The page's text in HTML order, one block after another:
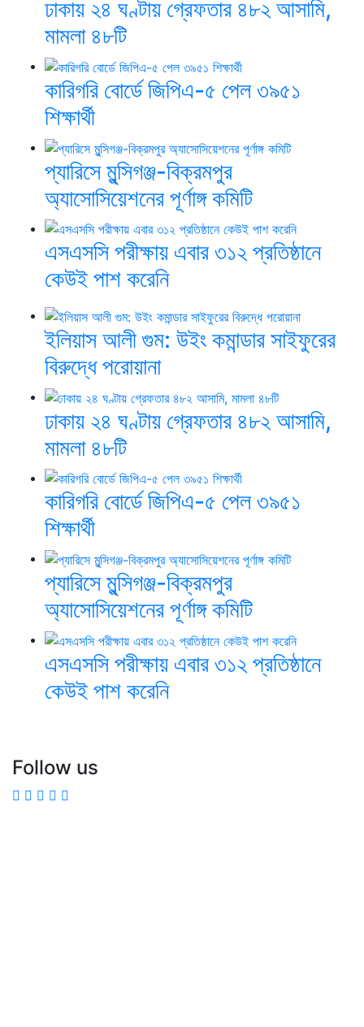
ঢাকায় ২৪ ঘণ্টায় গ্রেফতার ৪৮২ আসামি,
মামলা ৪৮টি
কারিগরি বোর্ডে জিপিএ-৫ পেল ৩৯৫১
শিক্ষার্থী
প্যারিসে মুন্সিগঞ্জ-বিক্রমপুর
অ্যাসোসিয়েশনের পূর্ণাঙ্গ কমিটি
এসএসসি পরীক্ষায় এবার ৩১২ প্রতিষ্ঠানে
কেউই পাশ করেনি
ইলিয়াস আলী গুম: উইং কমান্ডার সাইফুরের
বিরুদ্ধে পরোয়ানা
ঢাকায় ২৪ ঘণ্টায় গ্রেফতার ৪৮২ আসামি,
মামলা ৪৮টি
কারিগরি বোর্ডে জিপিএ-৫ পেল ৩৯৫১
শিক্ষার্থী
প্যারিসে মুন্সিগঞ্জ-বিক্রমপুর
অ্যাসোসিয়েশনের পূর্ণাঙ্গ কমিটি
এসএসসি পরীক্ষায় এবার ৩১২ প্রতিষ্ঠানে
কেউই পাশ করেনি
Follow us